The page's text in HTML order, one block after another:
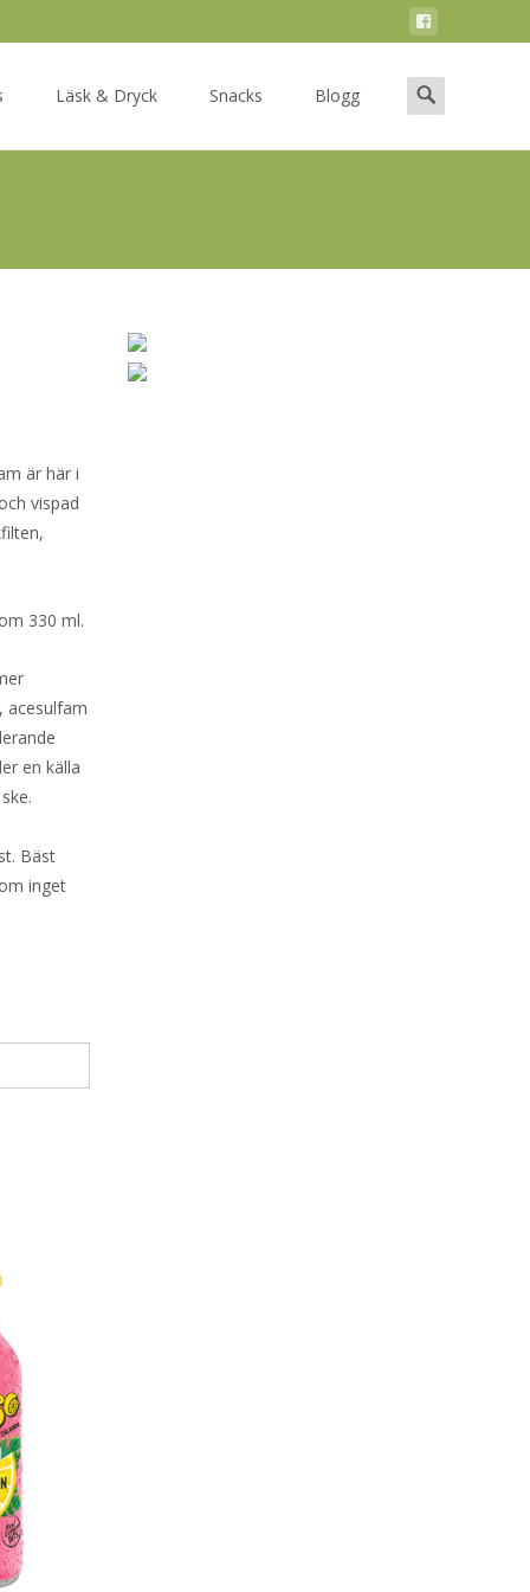
Läsk & Dryck Snacks Blogg
Search
for:
är här i
vispad
330 ml.
acesulfam
en källa
Bäst
inget